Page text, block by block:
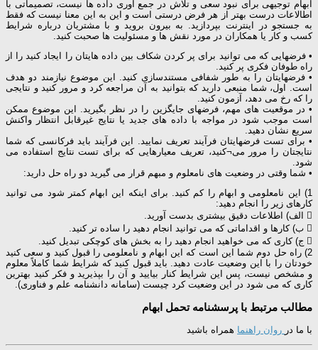
ابهام توجیهی برای نبود سعی و تلاش در جمع آوری داده ها نیست، تصمیماتی با
اطالاعات درست بهتر از هر فرض درستی است و این به این معنا نیست که فقط
به جستجو در اینترنت بپردازید. به بیرون بروید و با مشتریان درباره شرایط
کسب و کار یا همکاران در مورد نقش ها و مسئولیت ها صحبت کنید.
• فرضهایی که می توانید برای پر کردن شکاف بین داده هایتان را ایجاد کنید را از
راه طوفان فکری پر کنید.
• فرضهایتان را به طور شفافی مستندسازی کنید. این موضوع نیازمند دو هدف
است. اول، شما منبعی دارید که بتوانید به آن مراجعه کرد و مرور کنید و نتایجی
را که رخ می دهد، آزمون کنید.
• در موقعیت های مهم، فرضهای جایگزین را در نظر بگیرید. این موضوع ممکن
است موجب شود در مواجه با داده های جدید یا نتایج غیرقابل انتظار واکنش
سریع نشان دهید.
• برای تست فرضهایتان فرآیند تعریف نمایید. این فرآیند باید فرکانسی که شما
نتایجتان را مرور می¬کنید، تعریف معیارهایی که برای تست نتایج استفاده می
شود.
• شما وقتی در وضعیت های نامعلوم و مبهم قرار می گیرید دو راه حل دارید:
1) این نامعلومی و ابهام را کم کنید. برای اینکه این ابهام کمتر شود می توانید
کارهای زیر را انجام دهید:
 الف) اطلاعات دقیق بیشتری بدست آورید.
 ب) کارها و اقداماتی که می توانید انجام دهید را ساده تر کنید.
 ج) کاری که می خواهید انجام دهید را به بخش های کوچکی تبدیل کنید.
2) راه حل دوم شما این است که این ابهام و نامعلومی را قبول کنید و سعی کنید
خودتان را با این وضعیت عادت دهید. باید قبول کنید که شرایط شما کاملاً معلوم
و مشخص نیست، پس این شرایط کنار بیایید و آن را بپذیرید و فکر کنید بهترین
کاری که می شود در این وضعیت کرد چیست (سامانه دانشنامه علم و فناوری).
مطالب مرتبط با پرسشنامه تحمل ابهام
با ما در روان راهنما همراه باشید